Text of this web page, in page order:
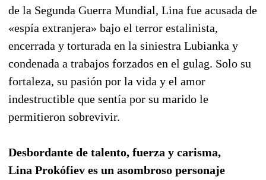
de la Segunda Guerra Mundial, Lina fue acusada de
«espía extranjera» bajo el terror estalinista,
encerrada y torturada en la siniestra Lubianka y
condenada a trabajos forzados en el gulag. Solo su
fortaleza, su pasión por la vida y el amor
indestructible que sentía por su marido le
permitieron sobrevivir.
Desbordante de talento, fuerza y carisma,
Lina Prokófiev es un asombroso personaje